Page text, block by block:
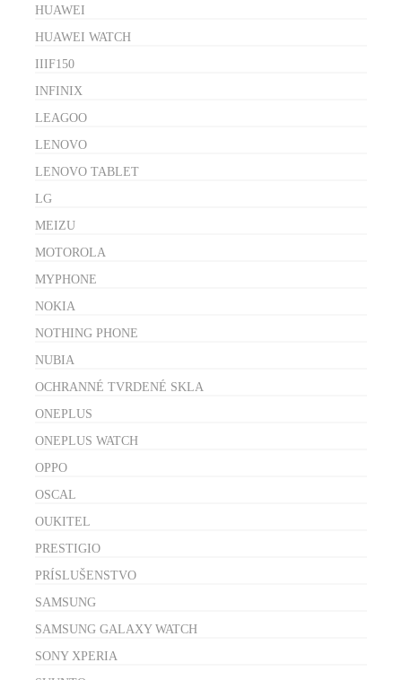
HUAWEI
HUAWEI WATCH
IIIF150
INFINIX
LEAGOO
LENOVO
LENOVO TABLET
LG
MEIZU
MOTOROLA
MYPHONE
NOKIA
NOTHING PHONE
NUBIA
OCHRANNÉ TVRDENÉ SKLA
ONEPLUS
ONEPLUS WATCH
OPPO
OSCAL
OUKITEL
PRESTIGIO
PRÍSLUŠENSTVO
SAMSUNG
SAMSUNG GALAXY WATCH
SONY XPERIA